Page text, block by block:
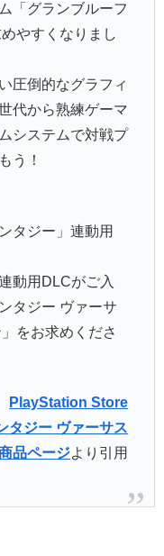
「グランブルーフ
やすくなりまし
圧倒的なグラフィ
代から熟練ゲーマ
システムで対戦プ
う！
タジー」連動用
動用DLCがご入
タジー ヴァーサ
をお求めくださ
PlayStation Store
タジー ヴァーサス
品ページより引用